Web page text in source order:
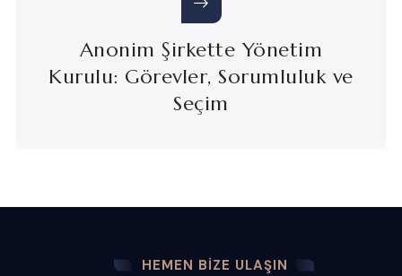
Anonim Şirkette Yönetim
Kurulu: Görevler, Sorumluluk ve
Seçim
HEMEN BIZE ULAŞIN